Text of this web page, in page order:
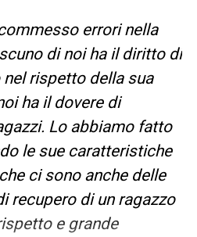
errori nella
di noi ha il diritto di
rispetto della sua
ha il dovere di
Lo abbiamo fatto
le sue caratteristiche
ci sono anche delle
recupero di un ragazzo
e grande